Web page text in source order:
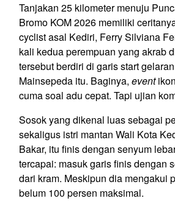
Tanjakan 25 kilometer menuju
Bromo KOM 2026 memiliki
cyclist asal Kediri, Ferry Silviana
kali kedua perempuan yang akrab
tersebut berdiri di garis start gelaran
Mainsepeda itu. Baginya, event
cuma soal adu cepat. Tapi ujian
Sosok yang dikenal luas sebagai
sekaligus istri mantan Wali Kota
Bakar, itu finis dengan senyum
tercapai: masuk garis finis dengan
dari kram. Meskipun dia mengakui
belum 100 persen maksimal.